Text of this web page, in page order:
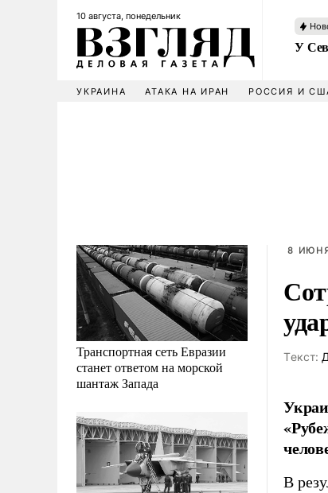
10 августа, понедельник
У
УКРАИНА АТАКА НА ИРАН РОССИЯ И
Транспортная сеть Евразии
станет ответом на морской
шантаж Запада
8
Tекст:
В